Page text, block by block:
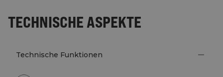
TECHNISCHE ASPEKTE
Technische Funktionen